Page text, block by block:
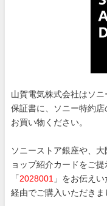
山賀電気株式会社はソ
保証書に、ソニー特約
お買い物ください。
ソニーストア銀座や、
ョップ紹介カードをご
「 2028001 」をお伝え
経由でご購入いただきま